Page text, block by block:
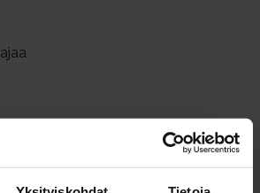
ananaksesta puumainen
puolikas ja leikkaa
paloiksi.